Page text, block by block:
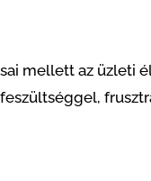
mellett az üzleti